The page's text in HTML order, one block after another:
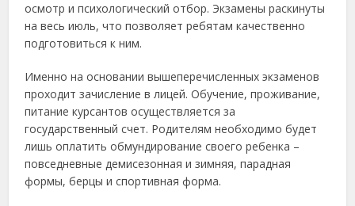
осмотр и психологический отбор. Экзамены раскинуты
на весь июль, что позволяет ребятам качественно
подготовиться к ним.
Именно на основании вышеперечисленных экзаменов
проходит зачисление в лицей. Обучение, проживание,
питание курсантов осуществляется за
государственный счет. Родителям необходимо будет
лишь оплатить обмундирование своего ребенка –
повседневные демисезонная и зимняя, парадная
формы, берцы и спортивная форма.